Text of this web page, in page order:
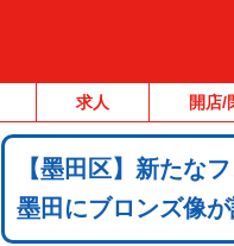
求人 開店/
【墨田区】新たな
墨田にブロンズ像が